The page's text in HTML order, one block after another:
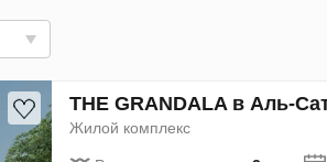
THE GRANDALA в Аль-
Жилой комплекс